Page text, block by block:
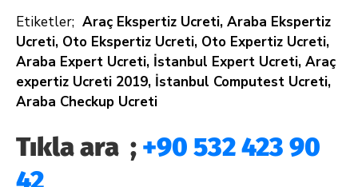
Etiketler; Araç Ekspertiz Ucreti, Araba Ekspertiz
Ucreti, Oto Ekspertiz Ucreti, Oto Expertiz Ucreti,
Araba Expert Ucreti, İstanbul Expert Ucreti, Araç
expertiz Ucreti 2019, İstanbul Computest Ucreti,
Araba Checkup Ucreti
Tıkla ara ; +90 532 423 90